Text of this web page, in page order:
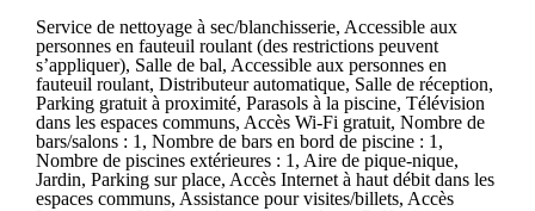
Service de nettoyage à sec/blanchisserie, Accessible aux
personnes en fauteuil roulant (des restrictions peuvent
s’appliquer), Salle de bal, Accessible aux personnes en
fauteuil roulant, Distributeur automatique, Salle de réception,
Parking gratuit à proximité, Parasols à la piscine, Télévision
dans les espaces communs, Accès Wi-Fi gratuit, Nombre de
bars/salons : 1, Nombre de bars en bord de piscine : 1,
Nombre de piscines extérieures : 1, Aire de pique-nique,
Jardin, Parking sur place, Accès Internet à haut débit dans les
espaces communs, Assistance pour visites/billets, Accès